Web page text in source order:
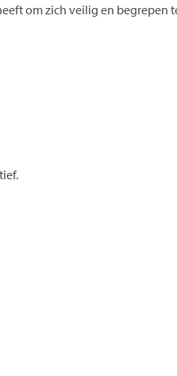
om zich veilig en begrepen